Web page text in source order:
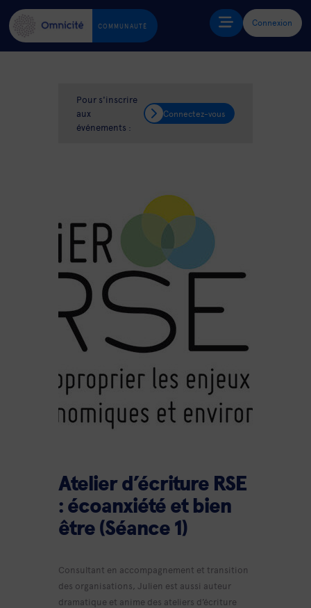
COMMUNAUTÉ Connexion
Pour s'inscrire
aux
événements :
Connectez-vous
Atelier d’écriture RSE
: écoanxiété et bien
être (Séance 1)
Consultant en accompagnement et transition
des organisations, Julien est aussi auteur
dramatique et anime des ateliers d’écriture